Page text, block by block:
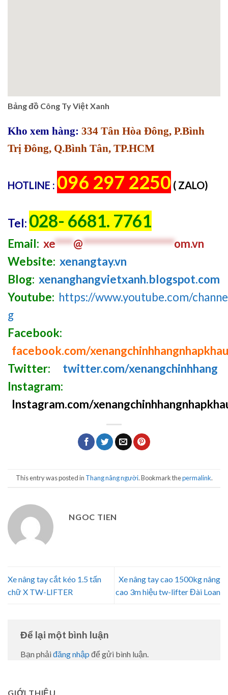
Bảng đồ Công Ty Việt Xanh
Kho xem hàng: 334 Tân Hòa Đông, P.Bình
Trị Đông, Q.Bình Tân, TP.HCM
HOTLINE : 096 297 2250 ( ZALO)
Tel: 028- 6681. 7761
Email: xe****@********************om.vn
Website: xenangtay.vn
Blog: xenanghangvietxanh.blogspot.com
Youtube: https://www.youtube.com/
g
Facebook:
facebook.com/xenangchinhhangnhapkhau
Twitter:
twitter.com/xenangchinhhang
Instagram:
Instagram.com/
This entry was posted in Thang nâng người. Bookmark thepermalink.
NGOC TIEN
Xe nâng tay cắt kéo 1.5 tấn
chữ X TW-LIFTER
Xe nâng tay cao 1500kg nâng
cao 3m hiệu tw-lifter Đài Loan
Để lại một bình luận
Bạn phải đăng nhập để gửi bình luận.
GIỚI THIỆU